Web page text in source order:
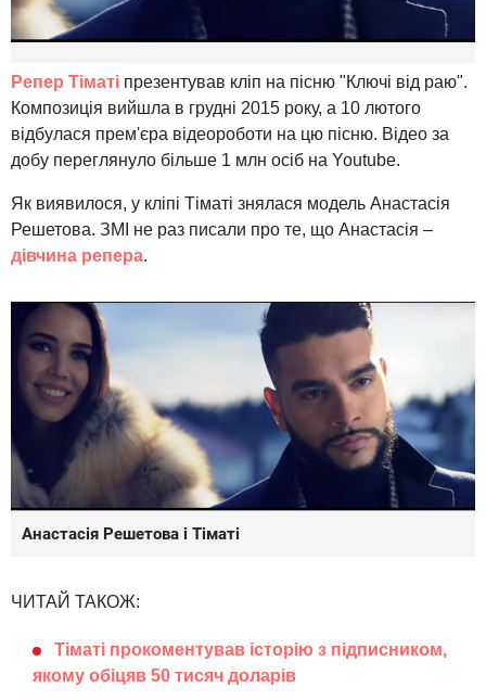
Репер Тіматі презентував кліп на пісню "Ключі від раю".
Композиція вийшла в грудні 2015 року, а 10 лютого
відбулася прем'єра відеороботи на цю пісню. Відео за
добу переглянуло більше 1 млн осіб на Youtube.
Як виявилося, у кліпі Тіматі знялася модель Анастасія
Решетова. ЗМІ не раз писали про те, що Анастасія –
дівчина репера.
Анастасія Решетова і Тіматі
ЧИТАЙ ТАКОЖ:
Тіматі прокоментував історію з підписником,
якому обіцяв 50 тисяч доларів